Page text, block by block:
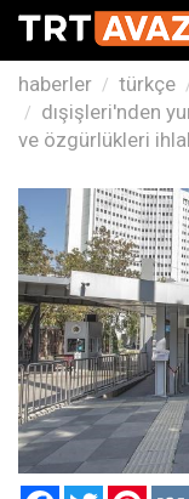
haberler türkçe
dışişleri'nden
ve özgürlükleri